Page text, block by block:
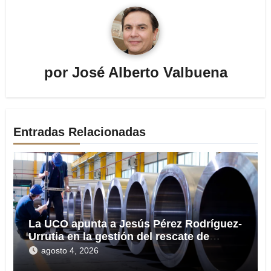
por José Alberto Valbuena
Entradas Relacionadas
La UCO apunta a Jesús Pérez Rodríguez-
Urrutia en la gestión del rescate de
Tubos Reunidos
agosto 4, 2026